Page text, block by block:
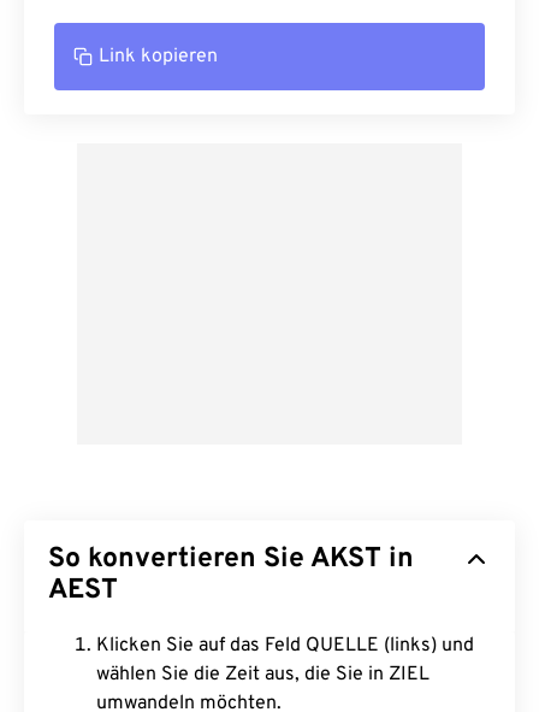
Link kopieren
So konvertieren Sie AKST in
AEST
Klicken Sie auf das Feld QUELLE (links) und
wählen Sie die Zeit aus, die Sie in ZIEL
umwandeln möchten.